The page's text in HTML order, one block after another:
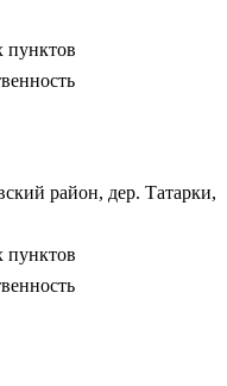
пунктов
район, дер. Татарки,
пунктов